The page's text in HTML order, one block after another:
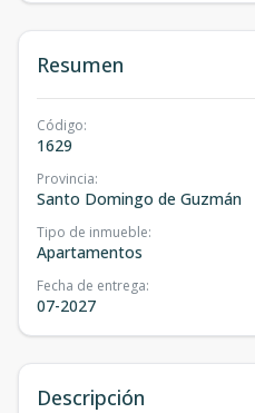
Resumen
Código:
1629
Provincia:
Santo Domingo de Guzmán
Tipo de inmueble:
Apartamentos
Fecha de entrega:
07-2027
Descripción